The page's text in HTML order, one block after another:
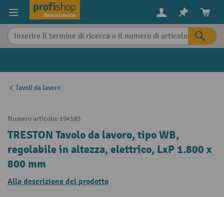
content
Tavoli da lavoro
Numero articolo: 194185
TRESTON Tavolo da lavoro, tipo WB,
regolabile in altezza, elettrico, LxP 1.800 x
800 mm
Alla descrizione del prodotto